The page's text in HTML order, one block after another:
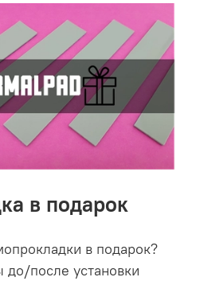
в подарок
в подарок?
до/после установки